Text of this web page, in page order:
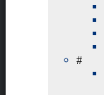
#